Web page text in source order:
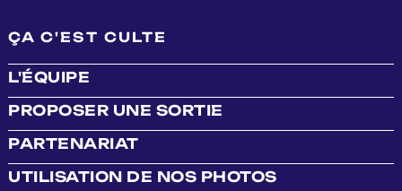
ÇA C'EST CULTE
L'ÉQUIPE
PROPOSER UNE SORTIE
PARTENARIAT
UTILISATION DE NOS PHOTOS